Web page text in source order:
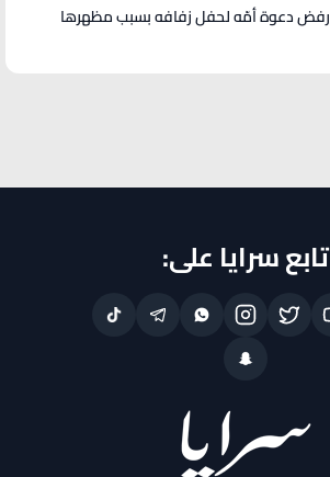
تابع سرايا على: